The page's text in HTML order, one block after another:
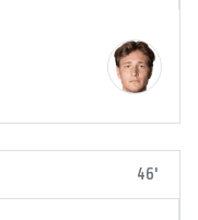
46'